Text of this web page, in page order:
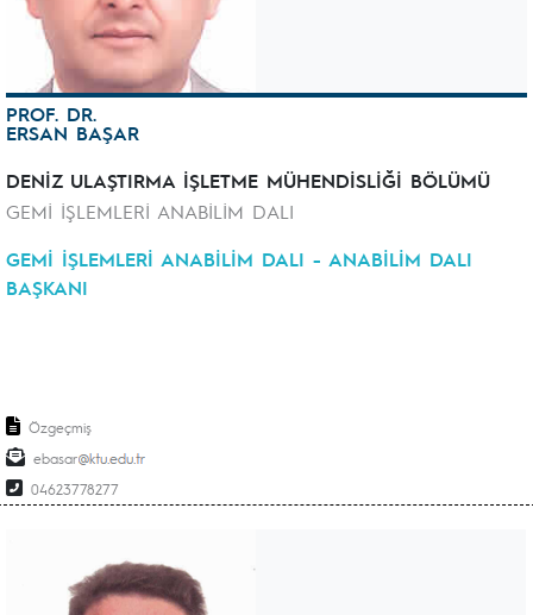
PROF. DR.
ERSAN BAŞAR
DENİZ ULAŞTIRMA İŞLETME MÜHENDİSLİĞİ BÖLÜMÜ
GEMİ İŞLEMLERİ ANABİLİM DALI
GEMİ İŞLEMLERİ ANABİLİM DALI - ANABİLİM DALI
BAŞKANI
Özgeçmiş
ebasar
04623778277